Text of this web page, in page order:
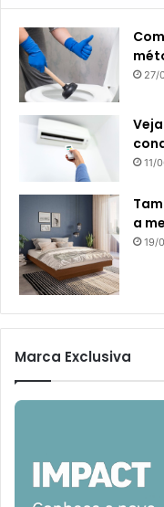
27/
11/
a
19/
Marca Exclusiva